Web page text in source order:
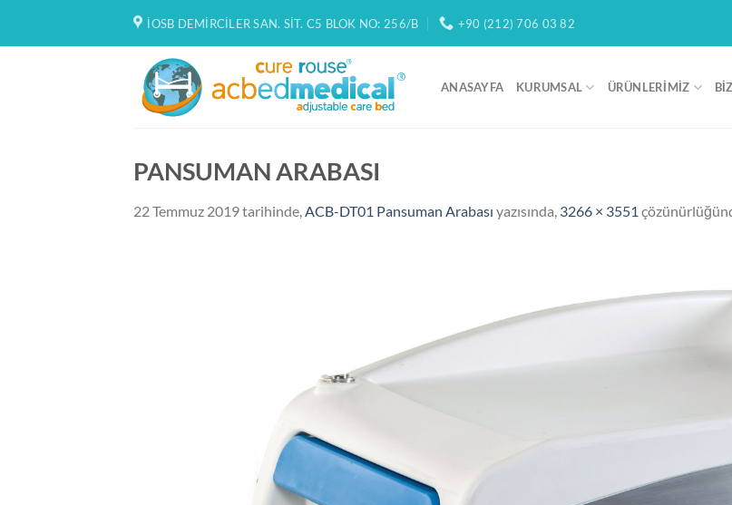
İOSB DEMIRCILER SAN. SIT. C5 BLOK NO: 256/B +90 (212) 706 03 82
ANASAYFA KURUMSAL ÜRÜNLERIMIZ
PANSUMAN ARABASI
22 Temmuz 2019tarihinde, ACB-DT01 Pansuman Arabası yazısında, 3266 × 3551